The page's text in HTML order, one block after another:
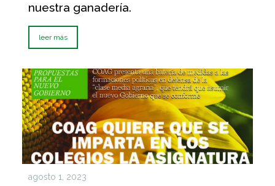
nuestra ganadería.
leer más
agosto 1, 2023